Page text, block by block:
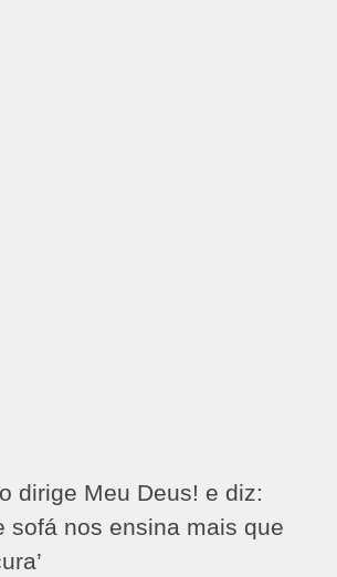
dirige Meu Deus! e diz:
sofá nos ensina mais que